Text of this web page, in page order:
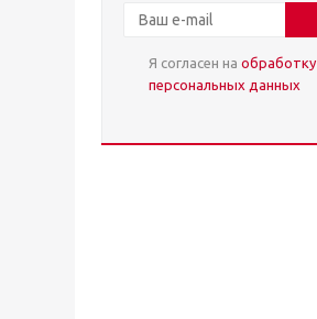
Я согласен на обработку
персональных данных